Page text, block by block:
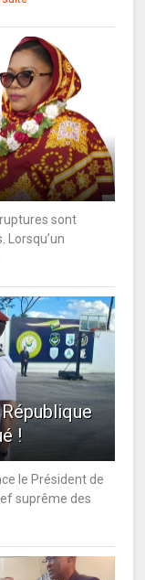
ruptures sont
Lorsqu’un
!
le Président de
suprême des